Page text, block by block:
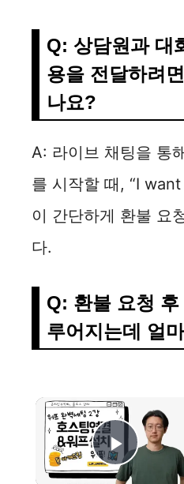
Q: 상담원과 대
용을 전달하려
나요?
A: 라이브 채팅을 통
를 시작할 때, “I
이 간단하게 환불 요
다.
Q: 환불 요청 후
루어지는데 얼
Play